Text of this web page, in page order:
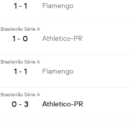
1 - 1 Flamengo
Brasileirão Série A
1 - 0 Athletico-PR
Brasileirão Série A
1 - 1 Flamengo
Brasileirão Série A
0 - 3 Athletico-PR